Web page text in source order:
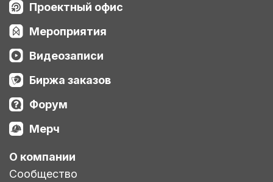
Проектный офис
Мероприятия
Видеозаписи
Биржа заказов
Форум
Мерч
О компании
Сообщество